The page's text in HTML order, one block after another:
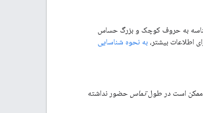
به حروف کوچک و بزرگ حساس
اطلاعات بیشتر، به نحوه شناسایی
ممکن است در طولتماس حضور نداشته